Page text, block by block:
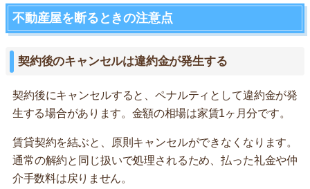
不動産屋を断るときの注意点
契約後のキャンセルは違約金が発生する
契約後にキャンセルすると、ペナルティとして違約金が発
生する場合があります。金額の相場は家賃1ヶ月分です。
賃貸契約を結ぶと、原則キャンセルができなくなります。
通常の解約と同じ扱いで処理されるため、払った礼金や仲
介手数料は戻りません。